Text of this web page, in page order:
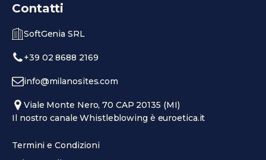
Contatti
SoftGenia SRL
+39 02 8688 2169
info@milanosites.com
Viale Monte Nero, 70 CAP 20135 (MI)
Il nostro canale Whistleblowing è euroetica.it
Termini e Condizioni